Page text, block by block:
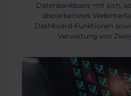
Datenbankbasis mit sich,
überarbeitetes
Dashboard-Funktionen
Verwaltung von